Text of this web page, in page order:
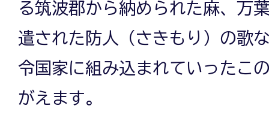
る筑波郡から納められた麻、万
遣された防人（さきもり）の歌
令国家に組み込まれていったこ
がえます。